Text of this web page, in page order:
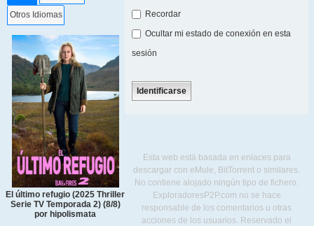
Otros Idiomas
El último refugio (2025 Thriller
Serie TV Temporada 2) (8/8)
por hipolismata
Recordar
Ocultar mi estado de conexión en esta
sesión
Esta web está basada en enlaces para
descargar con eMule, BitTorrent o similares.
No contiene alojado ningún tipo de fichero.
ExploradoresP2P.com no se hace
responsable de los comentarios u otras
acciones de los usuarios. Reservado el